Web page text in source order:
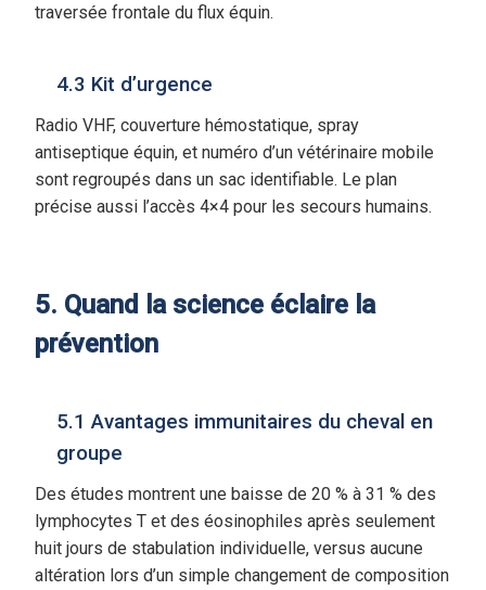
traversée frontale du flux équin.
4.3 Kit d’urgence
Radio VHF, couverture hémostatique, spray
antiseptique équin, et numéro d’un vétérinaire mobile
sont regroupés dans un sac identifiable. Le plan
précise aussi l’accès 4×4 pour les secours humains.
5. Quand la science éclaire la
prévention
5.1 Avantages immunitaires du cheval en
groupe
Des études montrent une baisse de 20 % à 31 % des
lymphocytes T et des éosinophiles après seulement
huit jours de stabulation individuelle, versus aucune
altération lors d’un simple changement de composition